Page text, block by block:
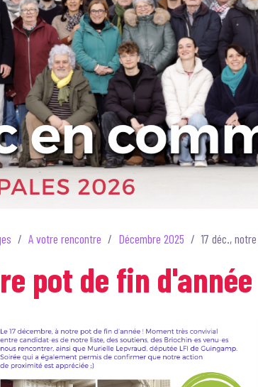
A votre rencontre Décembre 2025 17 déc.,
pot de fin d'année